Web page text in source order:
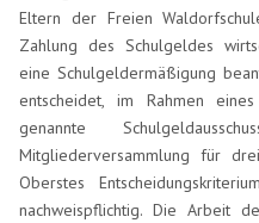
Eltern der Freien
Zahlung des Schulgeldes
eine Schulgeldermäßigung
entscheidet, im Rahmen
genannte
Mitgliederversammlung für
Oberstes
nachweispflichtig. Die Arbeit